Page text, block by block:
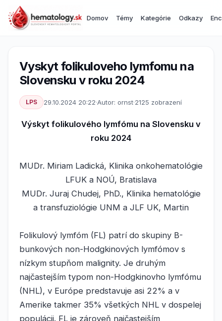
Domov Témy Kategórie Odkazy
Vyskyt folikuloveho lymfomu na
Slovensku v roku 2024
LPS 29.10.2024 20:22·Autor: ornst·2125 zobrazení
Výskyt folikulového lymfómu na Slovensku v
roku 2024
MUDr. Miriam Ladická, Klinika onkohematológie
LFUK a NOÚ, Bratislava
MUDr. Juraj Chudej, PhD., Klinika hematológie
a transfuziológie UNM a JLF UK, Martin
Folikulový lymfóm (FL) patrí do skupiny B-
bunkových non-Hodgkinových lymfómov s
nízkym stupňom malignity. Je druhým
najčastejším typom non-Hodgkinovho lymfómu
(NHL), v Európe predstavuje asi 22% a v
Amerike takmer 35% všetkých NHL v dospelej
populácii. FL je zároveň najčastejším